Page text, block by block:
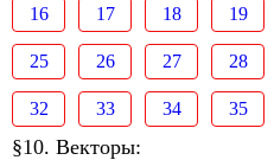
16 17 18 19
25 26 27 28
32 33 34 35
§10. Векторы: